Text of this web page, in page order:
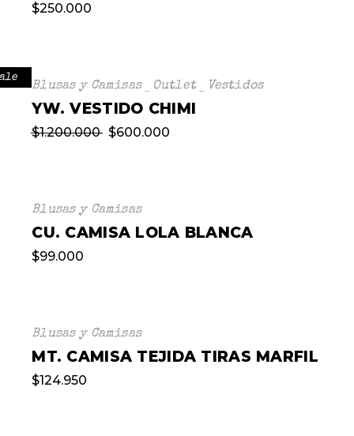
$250.000
Blusas y Camisas Outlet Vestidos
YW. VESTIDO CHIMI
$1.200.000 $600.000
Blusas y Camisas
CU. CAMISA LOLA BLANCA
$99.000
Blusas y Camisas
MT. CAMISA TEJIDA TIRAS MARFIL
$124.950